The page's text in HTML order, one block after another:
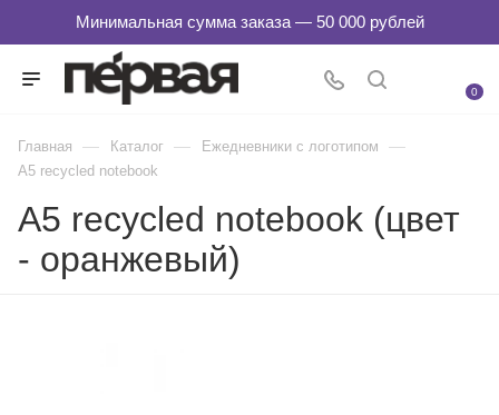
0
Главная — Каталог — Ежедневники с логотипом —
A5 recycled notebook
A5 recycled notebook (цвет
- оранжевый)